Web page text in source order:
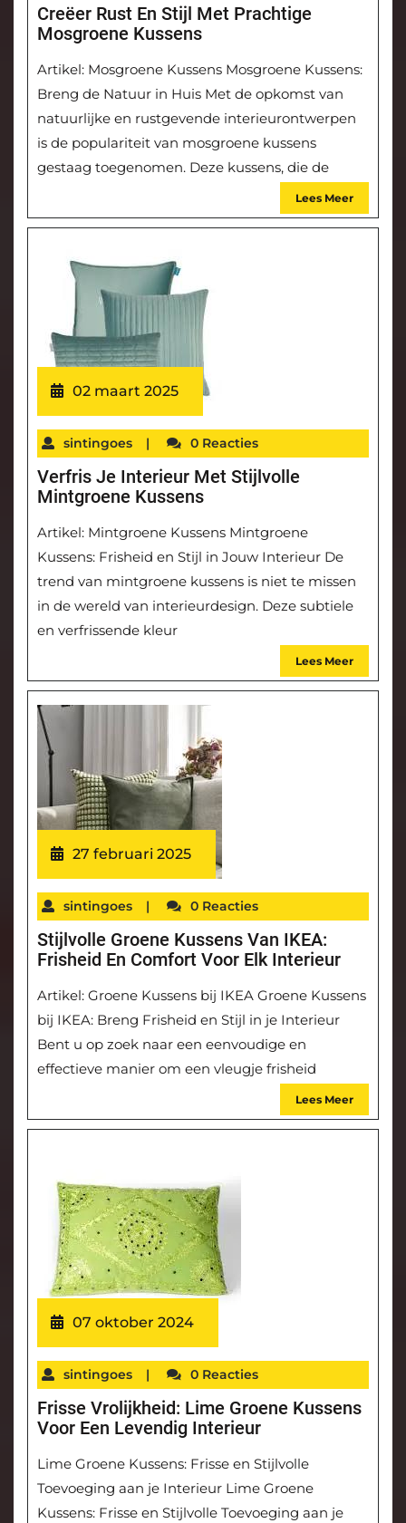
Creëer Rust En Stijl Met Prachtige
Mosgroene Kussens
Artikel: Mosgroene Kussens Mosgroene Kussens:
Breng de Natuur in Huis Met de opkomst van
natuurlijke en rustgevende interieurontwerpen
is de populariteit van mosgroene kussens
gestaag toegenomen. Deze kussens, die de
Lees Meer
02 maart 2025
sintingoes | 0 Reacties
Verfris Je Interieur Met Stijlvolle
Mintgroene Kussens
Artikel: Mintgroene Kussens Mintgroene
Kussens: Frisheid en Stijl in Jouw Interieur De
trend van mintgroene kussens is niet te missen
in de wereld van interieurdesign. Deze subtiele
en verfrissende kleur
Lees Meer
27 februari 2025
sintingoes | 0 Reacties
Stijlvolle Groene Kussens Van IKEA:
Frisheid En Comfort Voor Elk Interieur
Artikel: Groene Kussens bij IKEA Groene Kussens
bij IKEA: Breng Frisheid en Stijl in je Interieur
Bent u op zoek naar een eenvoudige en
effectieve manier om een vleugje frisheid
Lees Meer
07 oktober 2024
sintingoes | 0 Reacties
Frisse Vrolijkheid: Lime Groene Kussens
Voor Een Levendig Interieur
Lime Groene Kussens: Frisse en Stijlvolle
Toevoeging aan je Interieur Lime Groene
Kussens: Frisse en Stijlvolle Toevoeging aan je